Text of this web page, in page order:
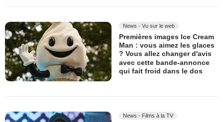
News - Vu sur le web
Premières images Ice Cream
Man : vous aimez les glaces
? Vous allez changer d'avis
avec cette bande-annonce
qui fait froid dans le dos
News - Films à la TV